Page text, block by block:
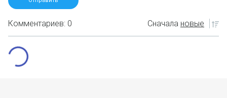
Комментариев: 0 Сначала новые